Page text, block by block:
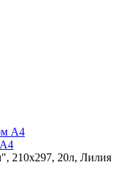
210х297, 20л, Лилия